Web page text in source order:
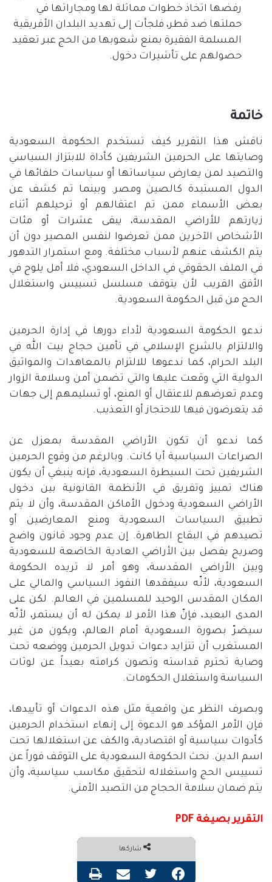
رفضها اتخاذ خطوات مماثلة لها ومجاراتها في
حملتها ضد قطر، فلجأت إلى تهديد البلدان الأفريقية
المسلمة الفقيرة بمنع شعوبها من الحج عبر تعقيد
حصولهم على تأشيرات دخول.
خاتمة
ناقش هذا التقرير كيف تستخدم الحكومة السعودية
وصايتها على الحرمين الشريفين كأداة للابتزاز السياسي
والتصيد لمن يعارض سياساتها أو سياسات حلفائها في
الدول المستبدة كالصين ومصر. وبينما تم كشف عن
بعض الأسماء ممن تم اعتقالهم أو ترحيلهم أثناء
زيارتهم للأراضي المقدسة، يبقى عشرات أو مئات
الأشخاص الآخرين ممن تعرضوا لنفس المصير دون أن
يتم الكشف عنهم لأسباب مختلفة. ومع استمرار التدهور
في الملف الحقوقي في الداخل السعودي، فلا أمل يلوح في
الأفق القريب لأن يتوقف مسلسل تسييس واستغلال
الحج من قبل الحكومة السعودية.
ندعو الحكومة السعودية لأداء دورها في إدارة الحرمين
والالتزام بالشرع الإسلامي في تأمين حجاج بيت الله في
البلد الحرام، كما ندعوها للالتزام بالمعاهدات والمواثيق
الدولية التي وقعت عليها والتي تضمن أمن وسلامة الزوار
وعدم تعرضهم للاعتقال أو المنع، أو تسليمهم إلى جهات
قد يتعرضون فيها للاحتجاز أو التعذيب.
كما ندعو أن تكون الأراضي المقدسة بمعزل عن
الصراعات السياسية أيا كانت. وبالرغم من وقوع الحرمين
الشريفين تحت السيطرة السعودية، فإنه ينبغي أن يكون
هناك تمييز وتفريق في الأنظمة القانونية بين دخول
الأراضي السعودية ودخول الأماكن المقدسة، وأن لا يتم
تطبيق السياسات السعودية ومنع المعارضين أو
تصيدهم في البقاع الطاهرة. إن عدم وجود قانون واضح
وصريح يفصل بين الأراضي العادية الخاضعة للسعودية
وبين الأراضي المقدسة، وهو أمر لا تريده الحكومة
السعودية، لأنّه سيفقدها النفوذ السياسي والمالي على
المكان المقدس الوحيد للمسلمين في العالم. لكن على
المدى البعيد، فإنّ هذا الأمر لا يمكن له أن يستمر، لأنّه
سيضرّ بصورة السعودية أمام العالم، ويكون من غير
المستغرب أن تتزايد دعوات تدويل الحرمين ووضعه تحت
وصاية تحترم قداسته وتصون كرامته بعيداً عن لوثات
السياسة واستغلال الحكومات.
وبصرف النظر عن واقعية مثل هذه الدعوات أو تأييدها،
فإن الأمر المؤكد هو الدعوة إلى إنهاء استخدام الحرمين
كأدوات سياسية أو اقتصادية، والكف عن استغلالها تحت
اسم الدين. نحث الحكومة السعودية على التوقف فوراً عن
تسييس الحج واستغلاله لتحقيق مكاسب سياسية، وأن
يتم ضمان سلامة الحجاج من التصيد الأمني.
التقرير بصيغة PDF
شاركها
فيسبوك تويتر مشاركة عبر البريد طباعة